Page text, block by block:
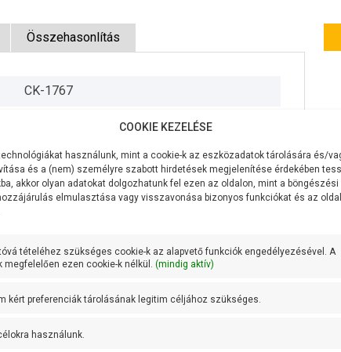
Összehasonlítás
CK-1767
9,2 KW
1000 liter/perc
3 coll
4 méter
100 g/m3
COOKIE KEZELÉSE
használunk, mint a cookie-k az eszközadatok tárolására és/
és a (nem) személyre szabott hirdetések megjelenítése érdekében
akkor olyan adatokat dolgozhatunk fel ezen az oldalon, mint a
elmulasztása vagy visszavonása bizonyos funkciókat és az
tételéhez szükséges cookie-k az alapvető funkciók engedélyezésével. A
megfelelően ezen cookie-k nélkül. (mindig aktív)
kért preferenciák tárolásának legitim céljához szükséges.
használunk.